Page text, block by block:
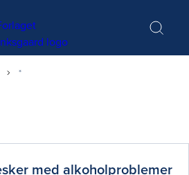
*
med alkoholproblemer